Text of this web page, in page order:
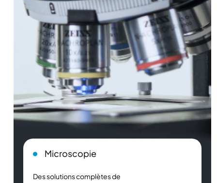
Microscopie
Des solutions complètes de